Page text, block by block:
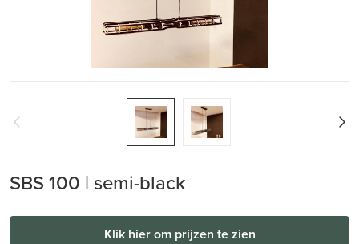
SBS 100 | semi-black
Klik hier om prijzen te zien